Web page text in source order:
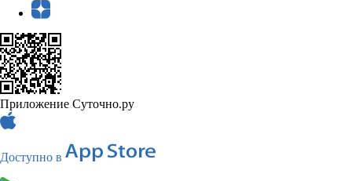
Приложение Суточно.ру
Доступно в